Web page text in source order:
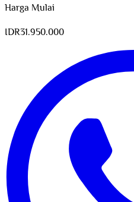
Harga Mulai
IDR31.950.000